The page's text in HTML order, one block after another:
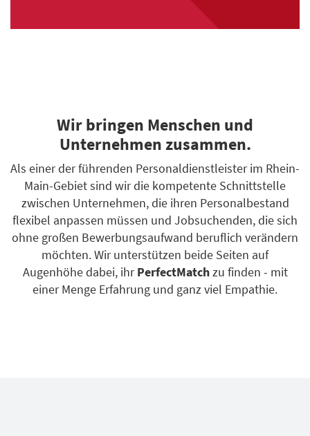
Wir bringen Menschen und
Unternehmen zusammen.
Als einer der führenden Personal­dienstleister im Rhein-
Main-Gebiet sind wir die kompetente Schnittstelle
zwischen Unternehmen, die ihren Personal­bestand
flexibel anpassen müssen und Jobsuchenden, die sich
ohne großen Bewerbungs­aufwand beruflich verändern
möchten. Wir unterstützen beide Seiten auf
Augenhöhe dabei, ihrPerfectMatchzu finden - mit
einer Menge Erfahrung und ganz viel Empathie.